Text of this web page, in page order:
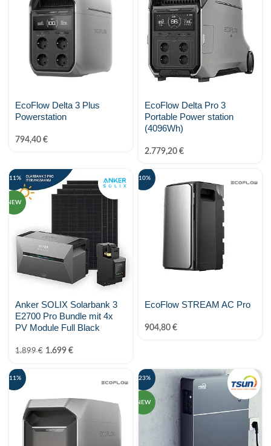
Zendure
ZYC Energy
EcoFlow Delta 3 Plus
Powerstation
794,40 €
EcoFlow Delta Pro 3
Portable Power station
(4096Wh)
2.779,20 €
-11%
NEW
Anker SOLIX Solarbank 3
E2700 Pro Bundle mit 4x
PV Module Full Black
1.899€ 1.699 €
-10%
EcoFlow STREAM AC Pro
904,80 €
-11% -23%
NEW